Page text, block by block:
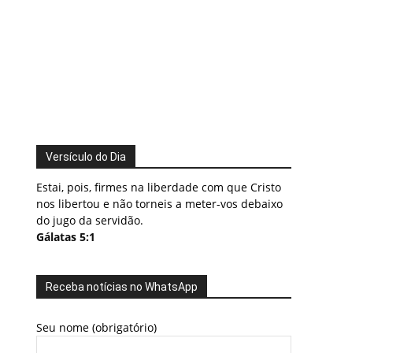
Versículo do Dia
Estai, pois, firmes na liberdade com que Cristo
nos libertou e não torneis a meter-vos debaixo
do jugo da servidão.
Gálatas 5:1
Receba notícias no WhatsApp
Seu nome (obrigatório)